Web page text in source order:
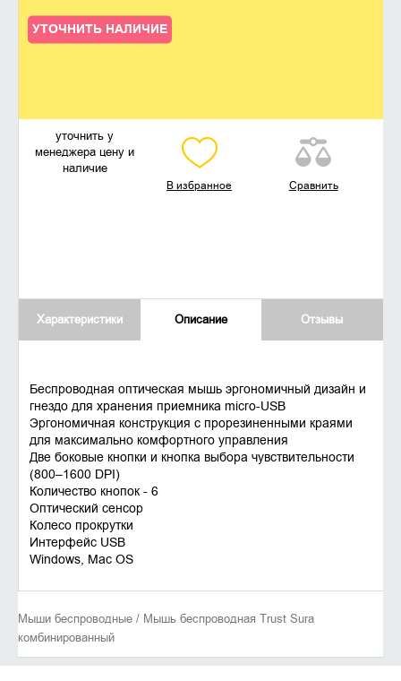
УТОЧНИТЬ НАЛИЧИЕ
уточнить у
менеджера цену и
наличие
В избранное Сравнить
Характеристики Описание Отзывы
Беспроводная оптическая мышь эргономичный дизайн и
гнездо для хранения приемника micro-USB
Эргономичная конструкция с прорезиненными краями
для максимально комфортного управления
Две боковые кнопки и кнопка выбора чувствительности
(800–1600 DPI)
Количество кнопок - 6
Оптический сенсор
Колесо прокрутки
Интерфейс USB
Windows, Mac OS
Мыши беспроводные / Мышь беспроводная Trust Sura
комбинированный